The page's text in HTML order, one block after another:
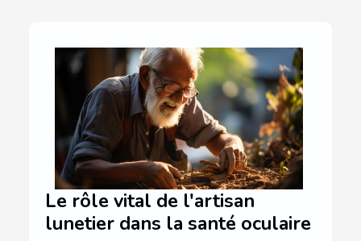
Le rôle vital de l'artisan
lunetier dans la santé oculaire